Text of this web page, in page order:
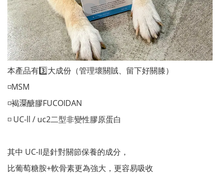
本產品有3️⃣大成份（管理壞關賊、留下好關膝）
◽️MSM
◽️褐𤀻醣膠FUCOIDAN
◽️ UC-ll / uc2二型非變性膠原蛋白
其中 UC-II是針對關節保養的成分，
比葡萄糖胺+軟骨素更為強大，更容易吸收